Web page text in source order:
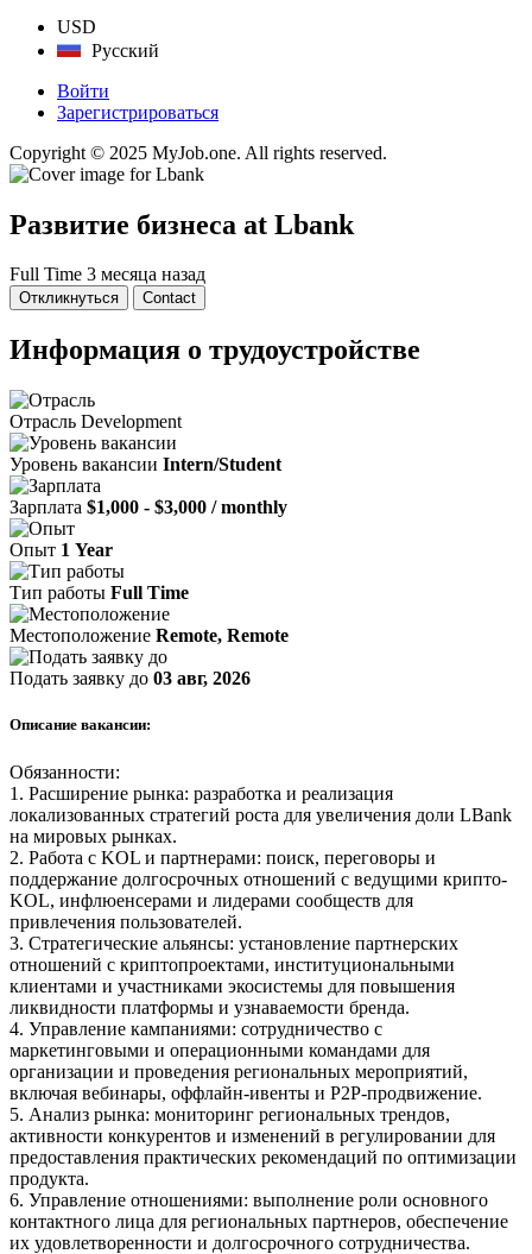
USD
Русский
Войти
Зарегистрироваться
Copyright © 2025 MyJob.one. All rights reserved.
Развитие бизнеса at Lbank
Full Time 3 месяца назад
Откликнуться Contact
Информация о трудоустройстве
Отрасль Development
Уровень вакансии Intern/Student
Зарплата $1,000 - $3,000 / monthly
Опыт 1 Year
Тип работы Full Time
Местоположение Remote, Remote
Подать заявку до 03 авг, 2026
Описание вакансии:
Обязанности:
1. Расширение рынка: разработка и реализация
локализованных стратегий роста для увеличения доли LBank
на мировых рынках.
2. Работа с KOL и партнерами: поиск, переговоры и
поддержание долгосрочных отношений с ведущими крипто-
KOL, инфлюенсерами и лидерами сообществ для
привлечения пользователей.
3. Стратегические альянсы: установление партнерских
отношений с криптопроектами, институциональными
клиентами и участниками экосистемы для повышения
ликвидности платформы и узнаваемости бренда.
4. Управление кампаниями: сотрудничество с
маркетинговыми и операционными командами для
организации и проведения региональных мероприятий,
включая вебинары, оффлайн-ивенты и P2P-продвижение.
5. Анализ рынка: мониторинг региональных трендов,
активности конкурентов и изменений в регулировании для
предоставления практических рекомендаций по оптимизации
продукта.
6. Управление отношениями: выполнение роли основного
контактного лица для региональных партнеров, обеспечение
их удовлетворенности и долгосрочного сотрудничества.